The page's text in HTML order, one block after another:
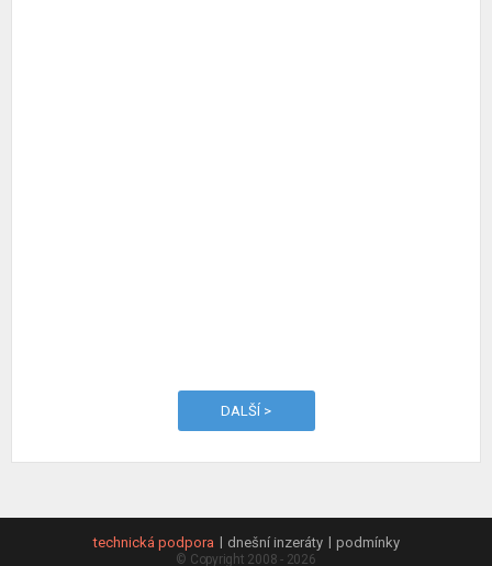
DALŠÍ >
technická podpora dnešní inzeráty podmínky
© Copyright 2008 - 2026